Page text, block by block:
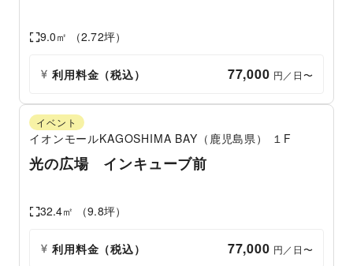
9.0㎡ （2.72坪）
利用料金（税込） 77,000 円／日〜
イベント
イオンモールKAGOSHIMA BAY（鹿児島県） １F
光の広場 インキューブ前
32.4㎡ （9.8坪）
利用料金（税込） 77,000 円／日〜